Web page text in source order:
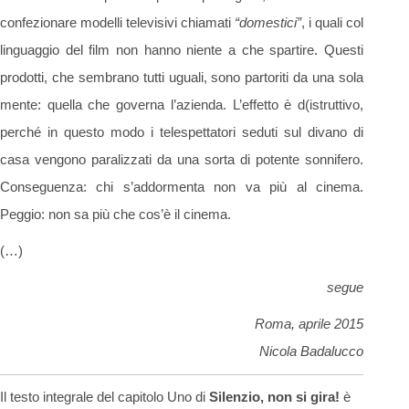
confezionare modelli televisivi chiamati “domestici”, i quali col
linguaggio del film non hanno niente a che spartire. Questi
prodotti, che sembrano tutti uguali, sono partoriti da una sola
mente: quella che governa l’azienda. L’effetto è d(istruttivo,
perché in questo modo i telespettatori seduti sul divano di
casa vengono paralizzati da una sorta di potente sonnifero.
Conseguenza: chi s’addormenta non va più al cinema.
Peggio: non sa più che cos’è il cinema.
(…)
segue
Roma, aprile 2015
Nicola Badalucco
Il testo integrale del capitolo Uno di Silenzio, non si gira! è